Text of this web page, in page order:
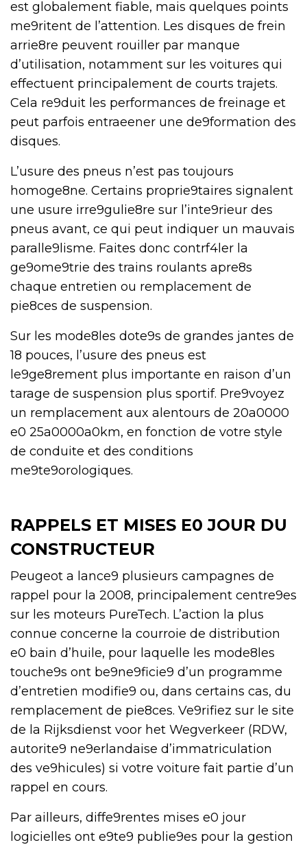
est globalement fiable, mais quelques points
me9ritent de l’attention. Les disques de frein
arrie8re peuvent rouiller par manque
d’utilisation, notamment sur les voitures qui
effectuent principalement de courts trajets.
Cela re9duit les performances de freinage et
peut parfois entraeener une de9formation des
disques.
L’usure des pneus n’est pas toujours
homoge8ne. Certains proprie9taires signalent
une usure irre9gulie8re sur l’inte9rieur des
pneus avant, ce qui peut indiquer un mauvais
paralle9lisme. Faites donc contrf4ler la
ge9ome9trie des trains roulants apre8s
chaque entretien ou remplacement de
pie8ces de suspension.
Sur les mode8les dote9s de grandes jantes de
18 pouces, l’usure des pneus est
le9ge8rement plus importante en raison d’un
tarage de suspension plus sportif. Pre9voyez
un remplacement aux alentours de 20a0000
e0 25a0000a0km, en fonction de votre style
de conduite et des conditions
me9te9orologiques.
RAPPELS ET MISES E0 JOUR DU
CONSTRUCTEUR
Peugeot a lance9 plusieurs campagnes de
rappel pour la 2008, principalement centre9es
sur les moteurs PureTech. L’action la plus
connue concerne la courroie de distribution
e0 bain d’huile, pour laquelle les mode8les
touche9s ont be9ne9ficie9 d’un programme
d’entretien modifie9 ou, dans certains cas, du
remplacement de pie8ces. Ve9rifiez sur le site
de la Rijksdienst voor het Wegverkeer (RDW,
autorite9 ne9erlandaise d’immatriculation
des ve9hicules) si votre voiture fait partie d’un
rappel en cours.
Par ailleurs, diffe9rentes mises e0 jour
logicielles ont e9te9 publie9es pour la gestion